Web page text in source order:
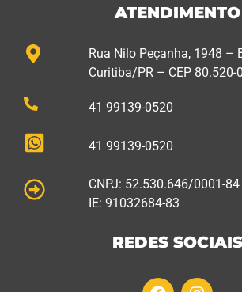
ATENDIMENTO
Rua Nilo Peçanha, 1948 –
Curitiba/PR – CEP 80.520-
41 99139-0520
41 99139-0520
CNPJ: 52.530.646/0001-84
IE: 91032684-83
REDES SOCIAIS